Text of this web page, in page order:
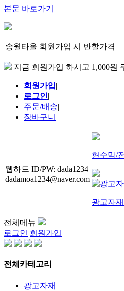
본문 바로가기
송월타올 회원가입 시 반할가격
지금 회원가입 하시고 1,000원
회원가입|
로그인|
주문/배송|
장바구니
웹하드 ID/PW: dada1234
dadamoa1234@naver.com
현수막/
광고자
전체메뉴
로그인 회원가입
전체카테고리
광고자재